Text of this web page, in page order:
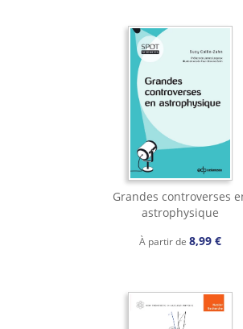
Grandes controverses
astrophysique
À partir de 8,99 €